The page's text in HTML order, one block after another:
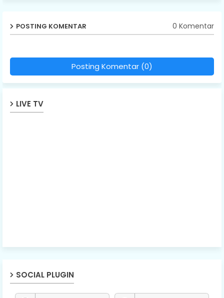
POSTING KOMENTAR 0 Komentar
Posting Komentar (0)
LIVE TV
SOCIAL PLUGIN